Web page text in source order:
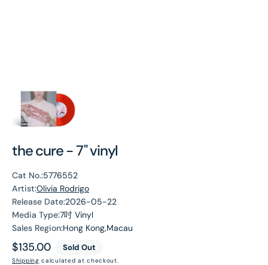
the cure - 7" vinyl
Cat No.:5776552
Artist:Olivia Rodrigo
Release Date:2026-05-22
Media Type:7吋 Vinyl
Sales Region:Hong Kong,Macau
Regular
$135.00 Sold Out
Shipping calculated at checkout.